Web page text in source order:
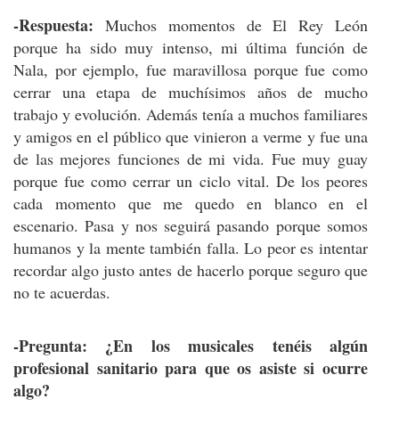
-Respuesta: Muchos momentos de El Rey León
porque ha sido muy intenso, mi última función de
Nala, por ejemplo, fue maravillosa porque fue como
cerrar una etapa de muchísimos años de mucho
trabajo y evolución. Además tenía a muchos familiares
y amigos en el público que vinieron a verme y fue una
de las mejores funciones de mi vida. Fue muy guay
porque fue como cerrar un ciclo vital. De los peores
cada momento que me quedo en blanco en el
escenario. Pasa y nos seguirá pasando porque somos
humanos y la mente también falla. Lo peor es intentar
recordar algo justo antes de hacerlo porque seguro que
no te acuerdas.
-Pregunta: ¿En los musicales tenéis algún
profesional sanitario para que os asiste si ocurre
algo?